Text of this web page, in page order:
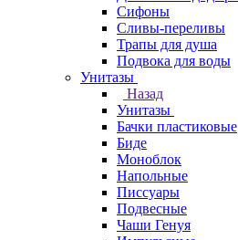
Сифоны
Сливы-переливы
Трапы для душа
Подвока для воды
Унитазы
Назад
Унитазы
Бачки пластиковые
Биде
Моноблок
Напольные
Писсуары
Подвесные
Чаши Генуя